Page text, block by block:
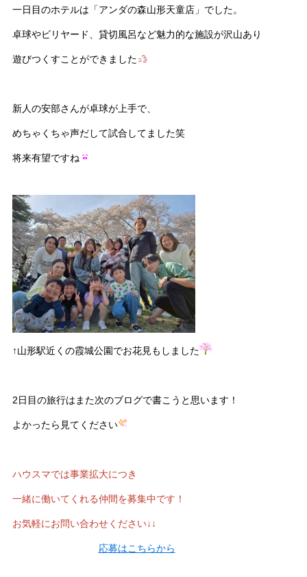
一日目のホテルは「アンダの森山形天童店」でした。
卓球やビリヤード、貸切風呂など魅力的な施設が沢山あり
遊びつくすことができました
新人の安部さんが卓球が上手で、
めちゃくちゃ声だして試合してました笑
将来有望ですね
↑山形駅近くの霞城公園でお花見もしました
2日目の旅行はまた次のブログで書こうと思います！
よかったら見てください
ハウスマでは事業拡大につき
一緒に働いてくれる仲間を募集中です！
お気軽にお問い合わせください↓↓
応募はこちらから